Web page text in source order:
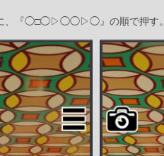
に、『◯□◯▷◯◯▷◯』の順で押す。